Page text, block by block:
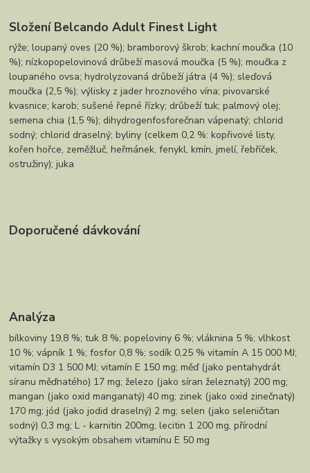
Složení Belcando Adult Finest Light
rýže; loupaný oves (20 %); bramborový škrob; kachní moučka (10
%); nízkopopelovinová drůbeží masová moučka (5 %); moučka z
loupaného ovsa; hydrolyzovaná drůbeží játra (4 %); sleďová
moučka (2,5 %); výlisky z jader hroznového vína; pivovarské
kvasnice; karob; sušené řepné řízky; drůbeží tuk; palmový olej;
semena chia (1,5 %); dihydrogenfosforečnan vápenatý; chlorid
sodný; chlorid draselný; byliny (celkem 0,2 %: kopřivové listy,
kořen hořce, zeměžluč, heřmánek, fenykl, kmín, jmelí, řebříček,
ostružiny); juka
Doporučené dávkování
Analýza
bílkoviny 19,8 %; tuk 8 %; popeloviny 6 %; vláknina 5 %; vlhkost
10 %; vápník 1 %; fosfor 0,8 %; sodík 0,25 % vitamín A 15 000 MJ;
vitamín D3 1 500 MJ; vitamín E 150 mg; měď (jako pentahydrát
síranu měďnatého) 17 mg; železo (jako síran železnatý) 200 mg;
mangan (jako oxid manganatý) 40 mg; zinek (jako oxid zinečnatý)
170 mg; jód (jako jodid draselný) 2 mg; selen (jako seleničitan
sodný) 0,3 mg; L - karnitin 200mg; lecitin 1 200 mg, přírodní
výtažky s vysokým obsahem vitamínu E 50 mg